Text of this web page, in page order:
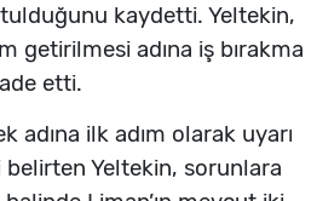
kaydetti. Yeltekin,
getirilmesi adına iş bırakma
etti.
adına ilk adım olarak uyarı
Yeltekin, sorunlara